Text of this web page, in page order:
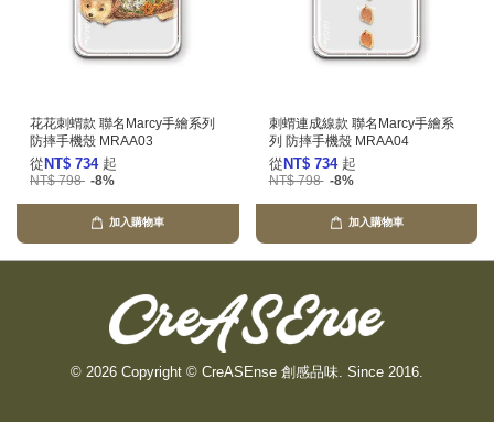
花花刺蝟款 聯名Marcy手繪系列
防摔手機殼 MRAA03
從 NT$ 734 起
NT$ 798 -8%
加入購物車
刺蝟連成線款 聯名Marcy手繪系
列 防摔手機殼 MRAA04
從 NT$ 734 起
NT$ 798 -8%
加入購物車
© 2026 Copyright © CreASEnse 創感品味. Since 2016.